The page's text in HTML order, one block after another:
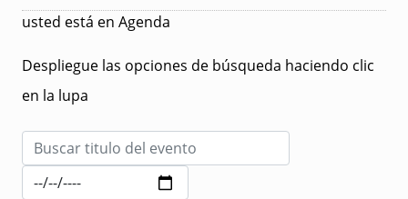
usted está en Agenda
Despliegue las opciones de búsqueda haciendo clic
en la lupa